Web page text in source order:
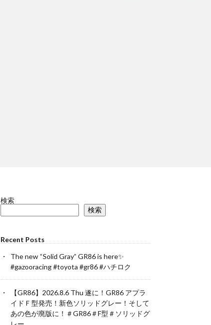
検索
検索
Recent Posts
The new “Solid Gray” GR86 is here✨
#gazooracing #toyota #gr86 #ハチロク
【GR86】2026.8.6 Thu 遂に！GR86 アプラ
イドＦ型発売！新色ソリッドグレー！そして
あの色が廃版に！＃GR86＃F型＃ソリッドグ